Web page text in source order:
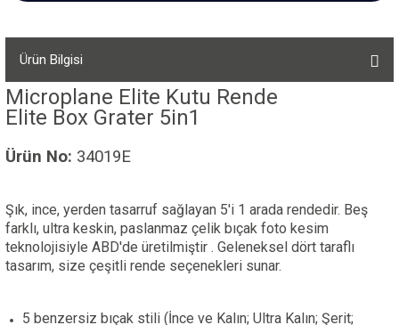
Ürün Bilgisi
Microplane Elite Kutu Rende
Elite Box Grater 5in1
Ürün No: 34019E
Şık, ince, yerden tasarruf sağlayan 5'i 1 arada rendedir. Beş
farklı, ultra keskin, paslanmaz çelik bıçak foto kesim
teknolojisiyle ABD'de üretilmiştir . Geleneksel dört taraflı
tasarım, size çeşitli rende seçenekleri sunar.
5 benzersiz bıçak stili (İnce ve Kalın; Ultra Kalın; Şerit;